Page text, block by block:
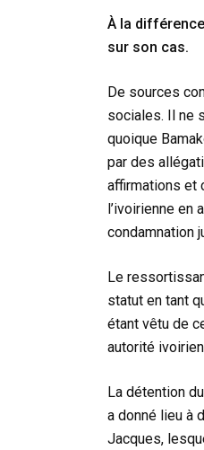
À la
sur son cas.
De sources
sociales. Il ne
quoique
par des
affirmations et
l’ivoirienne en
condamnation
Le
statut en tant
étant vêtu de
autorité
La détention
a donné lieu à
Jacques,